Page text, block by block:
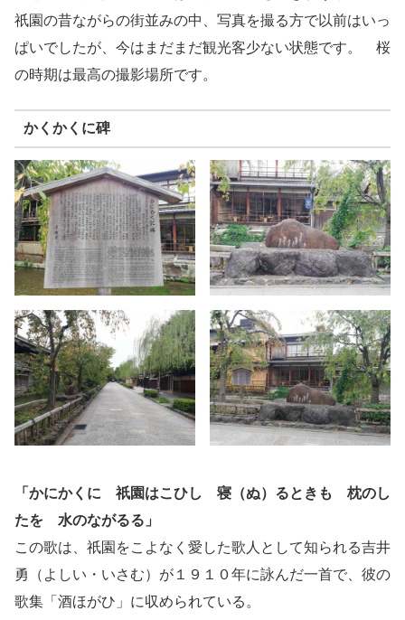
祇園の昔ながらの街並みの中、写真を撮る方で以前はいっ
ぱいでしたが、今はまだまだ観光客少ない状態です。 桜
の時期は最高の撮影場所です。
かくかくに碑
「かにかくに 祇園はこひし 寝（ぬ）るときも 枕のし
たを 水のながるる」
この歌は、祇園をこよなく愛した歌人として知られる吉井
勇（よしい・いさむ）が１９１０年に詠んだ一首で、彼の
歌集「酒ほがひ」に収められている。